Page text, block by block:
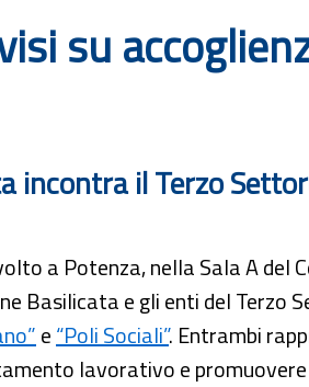
su
incontra il Terzo
a Potenza, nella Sala A del
Basilicata e gli enti del Terzo
e“Poli Sociali”. Entrambi
lavorativo e